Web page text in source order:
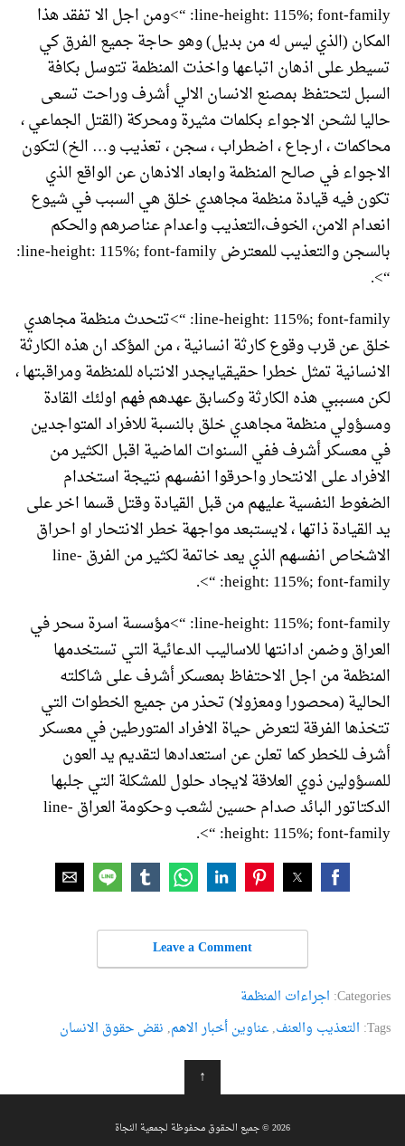
line-height: 115%; font-family: “>ومن اجل الا تفقد هذا
المكان (الذي ليس له من بديل) وهو حاجة جميع الفرق كي
تسيطر على اذهان اتباعها واخذت المنظمة تتوسل بكافة
السبل لتحتفظ بمصنع الانسان الالي أشرف وراحت تسعى
حاليا لشحن الاجواء بكلمات مثيرة ومحركة (القتل الجماعي ،
محاكمات ، ارجاع ، اضطراب ، سجن ، تعذيب و… الخ) لتكون
الاجواء في صالح المنظمة وابعاد الاذهان عن الواقع الذي
تكون فيه قيادة منظمة مجاهدي خلق هي السبب في شيوع
انعدام الامن، الخوف،التعذيب واعدام عناصرهم والحكم
بالسجن والتعذيب للمعترض line-height: 115%; font-family:
“>.
line-height: 115%; font-family: “>تتحدث منظمة مجاهدي
خلق عن قرب وقوع كارثة انسانية ، من المؤكد ان هذه الكارثة
الانسانية تمثل خطرا حقيقيايجدر الانتباه للمنظمة ومراقبتها ،
لكن مسببي هذه الكارثة وكسابق عهدهم فهم اولئك القادة
ومسؤولي منظمة مجاهدي خلق بالنسبة للافراد المتواجدين
في معسكر أشرف ففي السنوات الماضية اقبل الكثير من
الافراد على الانتحار واحرقوا انفسهم نتيجة استخدام
الضغوط النفسية عليهم من قبل القيادة وقتل قسما اخر على
يد القيادة ذاتها ، لايستبعد مواجهة خطر الانتحار او احراق
الاشخاص انفسهم الذي يعد خاتمة لكثير من الفرق line-
height: 115%; font-family: “>.
line-height: 115%; font-family: “>مؤسسة اسرة سحر في
العراق وضمن ادانتها للاساليب الدعائية التي تستخدمها
المنظمة من اجل الاحتفاظ بمعسكر أشرف على شاكلته
الحالية (محصورا ومعزولا) تحذر من جميع الخطوات التي
تتخذها الفرقة لتعرض حياة الافراد المتورطين في معسكر
أشرف للخطر كما تعلن عن استعدادها لتقديم يد العون
للمسؤولين ذوي العلاقة لايجاد حلول للمشكلة التي جلبها
الدكتاتور البائد صدام حسين لشعب وحكومة العراق line-
height: 115%; font-family: “>.
Leave a Comment
Categories: اجراءات المنظمة
Tags: التعذيب والعنف,عناوین أخبار الاهم,نقض حقوق الانسان
↑
2026 © جميع الحقوق محفوظة لجمعية النجاة